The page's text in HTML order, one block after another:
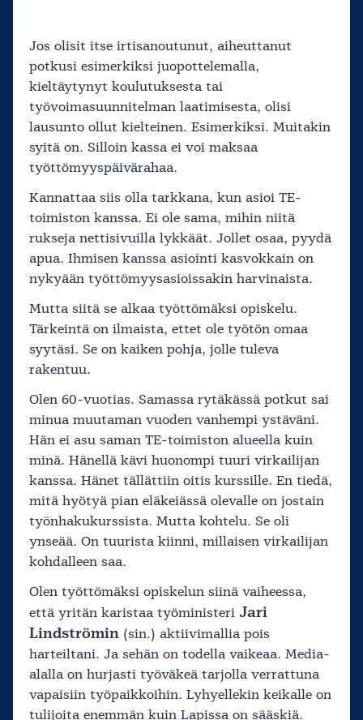
Jos olisit itse irtisanoutunut, aiheuttanut
potkusi esimerkiksi juopottelemalla,
kieltäytynyt koulutuksesta tai
työvoimasuunnitelman laatimisesta, olisi
lausunto ollut kielteinen. Esimerkiksi. Muitakin
syitä on. Silloin kassa ei voi maksaa
työttömyyspäivärahaa.
Kannattaa siis olla tarkkana, kun asioi TE-
toimiston kanssa. Ei ole sama, mihin niitä
rukseja nettisivuilla lykkäät. Jollet osaa, pyydä
apua. Ihmisen kanssa asiointi kasvokkain on
nykyään työttömyysasioissakin harvinaista.
Mutta siitä se alkaa työttömäksi opiskelu.
Tärkeintä on ilmaista, ettet ole työtön omaa
syytäsi. Se on kaiken pohja, jolle tuleva
rakentuu.
Olen 60-vuotias. Samassa rytäkässä potkut sai
minua muutaman vuoden vanhempi ystäväni.
Hän ei asu saman TE-toimiston alueella kuin
minä. Hänellä kävi huonompi tuuri virkailijan
kanssa. Hänet tällättiin oitis kurssille. En tiedä,
mitä hyötyä pian eläkeiässä olevalle on jostain
työnhakukurssista. Mutta kohtelu. Se oli
ynseää. On tuurista kiinni, millaisen virkailijan
kohdalleen saa.
Olen työttömäksi opiskelun siinä vaiheessa,
että yritän karistaa työministeri Jari
Lindströmin (sin.) aktiivimallia pois
harteiltani. Ja sehän on todella vaikeaa. Media-
alalla on hurjasti työväkeä tarjolla verrattuna
vapaisiin työpaikkoihin. Lyhyellekin keikalle on
tulijoita enemmän kuin Lapissa on sääskiä.